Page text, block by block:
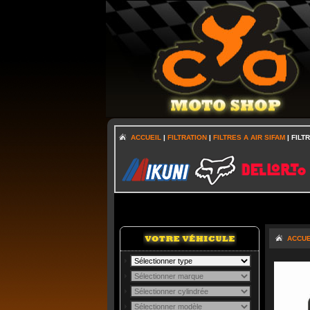
ACCUEIL | FILTRATION | FILTRES A AIR SIFAM |